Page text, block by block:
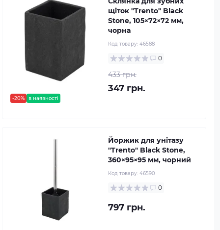
-20% в наявності
щіток "Trento" Black
Stone, 105×72×72 мм,
чорна
Код товару: 46588
0
433 грн.
347 грн.
Йоржик для унітазу
"Trento" Black Stone,
360×95×95 мм, чорний
Код товару: 46590
0
797 грн.